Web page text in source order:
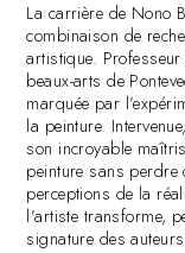
La carrière de Nono
combinaison de
artistique.
beaux-arts de
marquée par
la peinture.
son incroyable
peinture sans perdre
perceptions de la
l’artiste transforme,
signature des